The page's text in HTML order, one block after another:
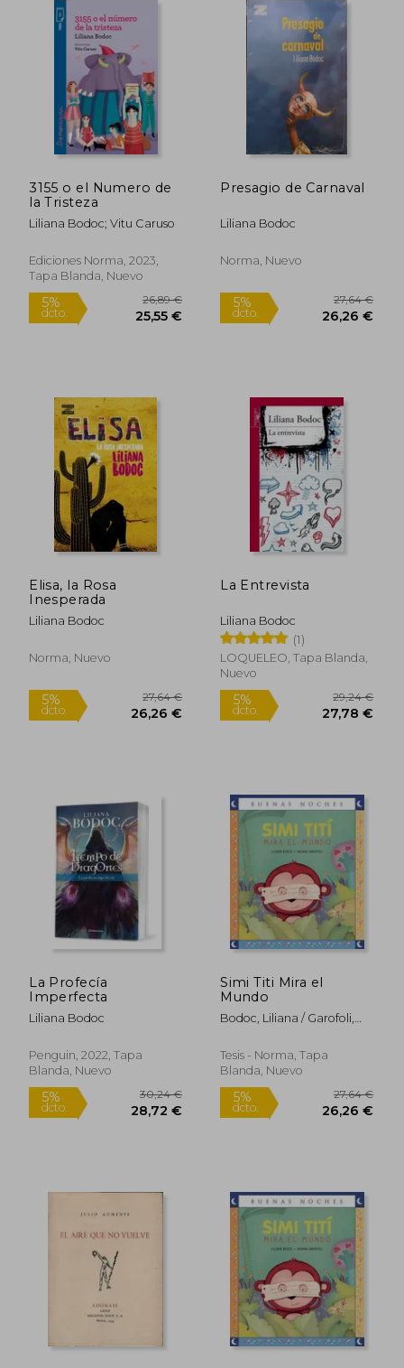
22,85 €
5%
dcto.
5%
dcto. 27,07
3155 o el Numero de
la Tristeza
Liliana Bodoc; Vitu Caruso
Ediciones Norma, 2023,
Tapa Blanda, Nuevo
Presagio de Carnaval
Liliana Bodoc
Norma, Nuevo
5%
dcto. 26,26
Elisa, la Rosa
Inesperada
Liliana Bodoc
Norma, Nuevo
La Entrevista
Liliana Bodoc
(1)
LOQUELEO, Tapa Blanda,
Nuevo
La Profecía
Imperfecta
Liliana Bodoc
Penguin, 2022, Tapa
Blanda, Nuevo
Simi Titi Mira el
Mundo
Bodoc, Liliana / Garofoli,
Tesis - Norma, Tapa
Blanda, Nuevo